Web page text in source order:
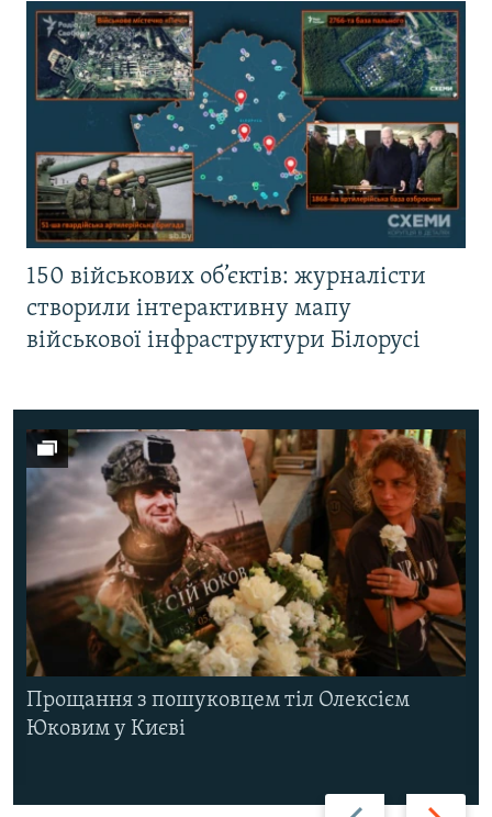
150 військових об’єктів: журналісти
створили інтерактивну мапу
військової інфраструктури Білорусі
Назад Вперед
Прощання з пошуковцем тіл Олексієм
Юковим у Києві